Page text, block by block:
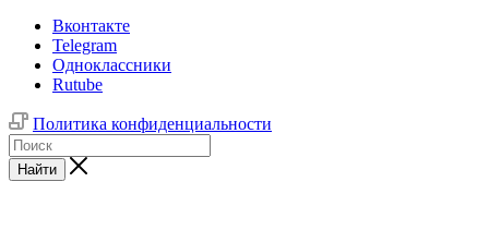
Вконтакте
Telegram
Одноклассники
Rutube
Политика конфиденциальности
Найти